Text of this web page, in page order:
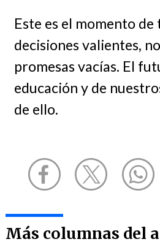
Este es el momento
decisiones valientes,
promesas vacías. El
educación y de
de ello.
Más columnas del